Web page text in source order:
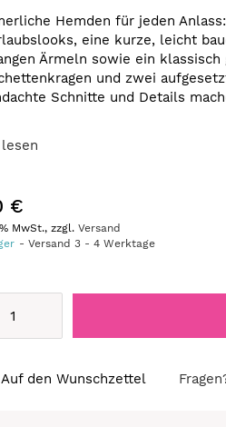
Hemden für jeden
eine kurze, leicht
Ärmeln sowie ein
und zwei
Schnitte und Details
€
MwSt., zzgl.Versand
Versand3 -4 Werktage
Auf den Wunschzettel